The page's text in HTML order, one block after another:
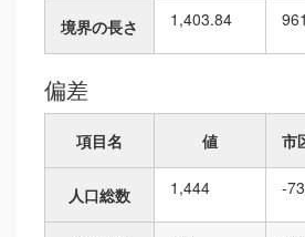
境界の長さ 1,403.84 96
偏差
項目名 値 市
人口総数 1,444 -